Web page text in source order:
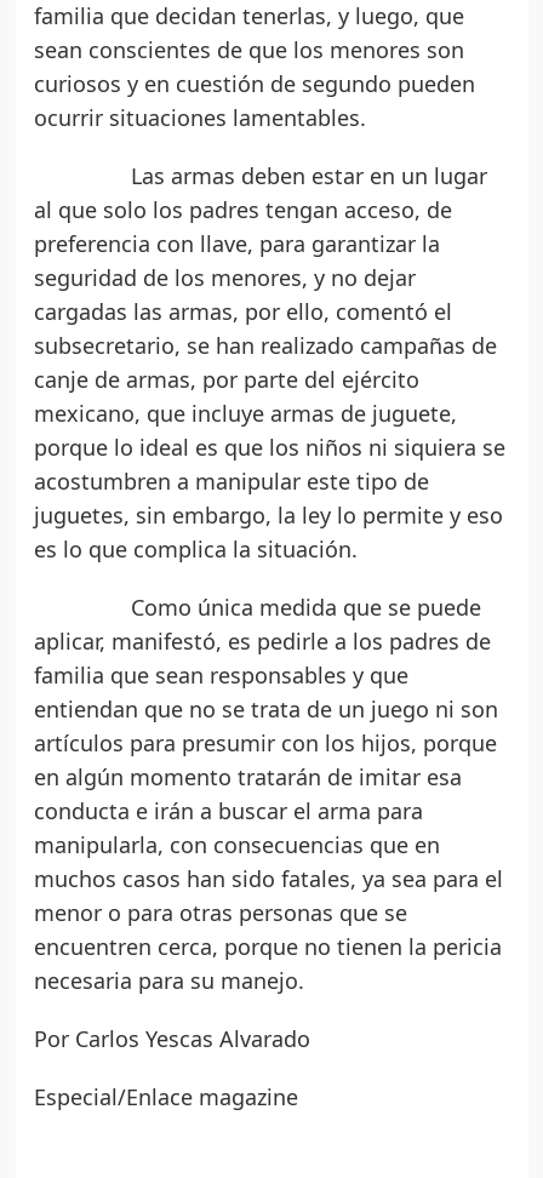
familia que decidan tenerlas, y luego, que
sean conscientes de que los menores son
curiosos y en cuestión de segundo pueden
ocurrir situaciones lamentables.
Las armas deben estar en un lugar
al que solo los padres tengan acceso, de
preferencia con llave, para garantizar la
seguridad de los menores, y no dejar
cargadas las armas, por ello, comentó el
subsecretario, se han realizado campañas de
canje de armas, por parte del ejército
mexicano, que incluye armas de juguete,
porque lo ideal es que los niños ni siquiera se
acostumbren a manipular este tipo de
juguetes, sin embargo, la ley lo permite y eso
es lo que complica la situación.
Como única medida que se puede
aplicar, manifestó, es pedirle a los padres de
familia que sean responsables y que
entiendan que no se trata de un juego ni son
artículos para presumir con los hijos, porque
en algún momento tratarán de imitar esa
conducta e irán a buscar el arma para
manipularla, con consecuencias que en
muchos casos han sido fatales, ya sea para el
menor o para otras personas que se
encuentren cerca, porque no tienen la pericia
necesaria para su manejo.
Por Carlos Yescas Alvarado
Especial/Enlace magazine